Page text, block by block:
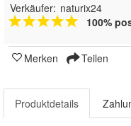
Verkäufer: naturix24
100%
Merken Teilen
Produktdetails